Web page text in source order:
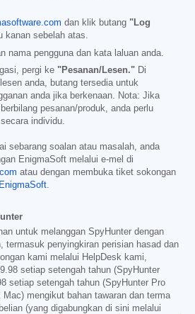
dan klik butang "Log
kanan sebelah atas.
nama pengguna dan kata laluan anda.
pergi ke "Pesanan/Lesen." Di
anda, butang tersedia untuk
anda jika berkenaan. Nota: Jika
pesanan/produk, anda perlu
individu.
sebarang soalan atau masalah, anda
EnigmaSoft melalui e-mel di
atau dengan membuka tiket sokongan
.
untuk melanggan SpyHunter dengan
termasuk penyingkiran perisian hasad dan
kami melalui HelpDesk kami,
setiap setengah tahun (SpyHunter
setiap setengah tahun (SpyHunter Pro
mengikut bahan tawaran dan terma
(yang digabungkan di sini melalui